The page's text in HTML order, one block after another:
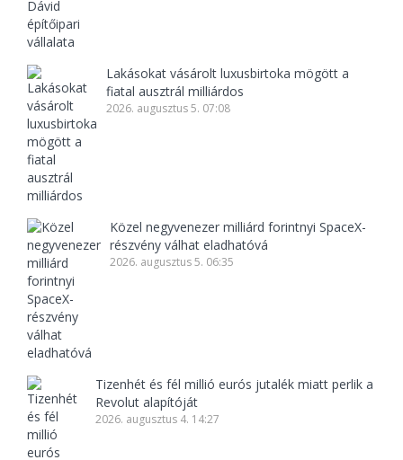
Lakásokat vásárolt luxusbirtoka mögött a
fiatal ausztrál milliárdos
2026. augusztus 5. 07:08
Közel negyvenezer milliárd forintnyi SpaceX-
részvény válhat eladhatóvá
2026. augusztus 5. 06:35
Tizenhét és fél millió eurós jutalék miatt perlik a
Revolut alapítóját
2026. augusztus 4. 14:27